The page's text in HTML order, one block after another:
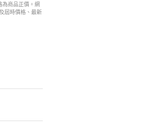
為商品正價。網
屆時價格、最新